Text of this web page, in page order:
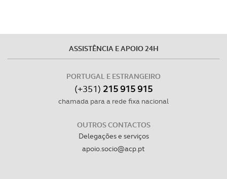
ASSISTÊNCIA E APOIO 24H
PORTUGAL E ESTRANGEIRO
(+351) 215 915 915
chamada para a rede fixa nacional
OUTROS CONTACTOS
Delegações e serviços
apoio.socio@acp.pt